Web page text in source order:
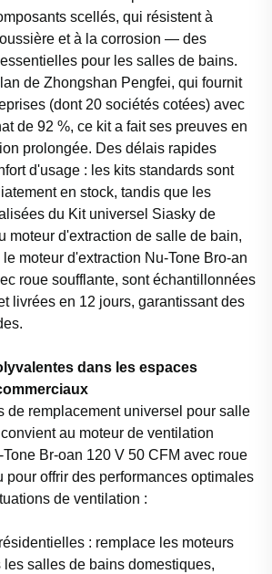
scellés, qui résistent à
et à la corrosion — des
pour les salles de bains.
de Zhongshan Pengfei, qui fournit
(dont 20 sociétés cotées) avec
de 92 %, ce kit a fait ses preuves en
prolongée. Des délais rapides
d'usage : les kits standards sont
en stock, tandis que les
du Kit universel Siasky de
moteur d'extraction de salle de bain,
moteur d'extraction Nu-Tone Bro-an
roue soufflante, sont échantillonnées
livrées en 12 jours, garantissant des
dans les espaces
de remplacement universel pour salle
au moteur de ventilation
Br-oan 120 V 50 CFM avec roue
pour offrir des performances optimales
de ventilation :
: remplace les moteurs
les salles de bains domestiques,